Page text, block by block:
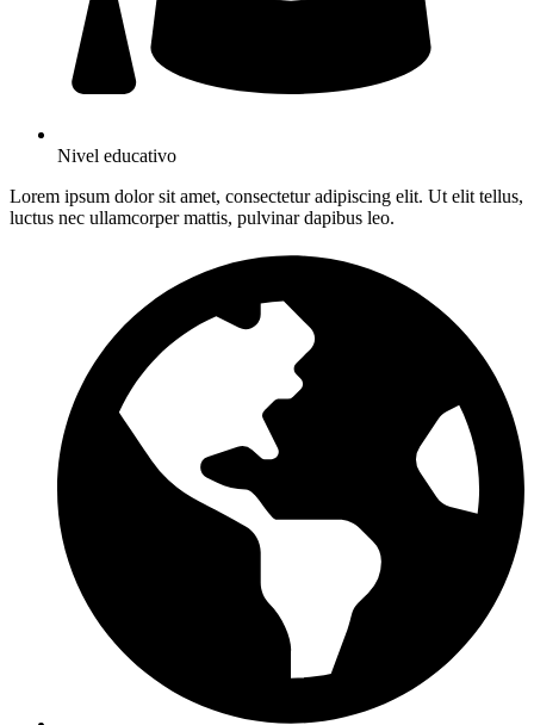
Nivel educativo
Lorem ipsum dolor sit amet, consectetur adipiscing elit. Ut elit tellus,
luctus nec ullamcorper mattis, pulvinar dapibus leo.